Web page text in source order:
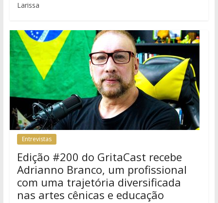
Larissa
Entrevistas
Edição #200 do GritaCast recebe
Adrianno Branco, um profissional
com uma trajetória diversificada
nas artes cênicas e educação